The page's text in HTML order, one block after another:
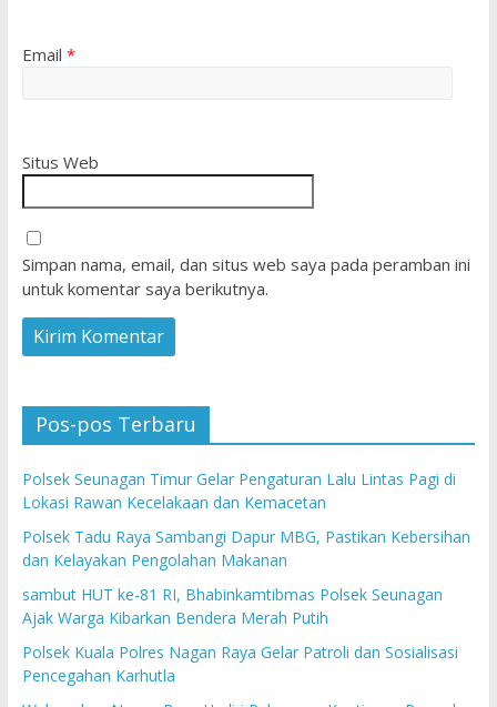
Email *
Situs Web
Simpan nama, email, dan situs web saya pada peramban ini
untuk komentar saya berikutnya.
Pos-pos Terbaru
Polsek Seunagan Timur Gelar Pengaturan Lalu Lintas Pagi di
Lokasi Rawan Kecelakaan dan Kemacetan
Polsek Tadu Raya Sambangi Dapur MBG, Pastikan Kebersihan
dan Kelayakan Pengolahan Makanan
sambut HUT ke-81 RI, Bhabinkamtibmas Polsek Seunagan
Ajak Warga Kibarkan Bendera Merah Putih
Polsek Kuala Polres Nagan Raya Gelar Patroli dan Sosialisasi
Pencegahan Karhutla